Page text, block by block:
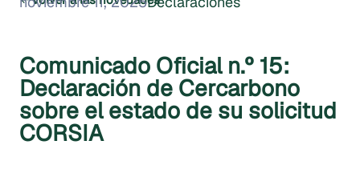
Comunicado Oficial n.º 15:
Declaración de Cercarbono
sobre el estado de su solicitud
CORSIA